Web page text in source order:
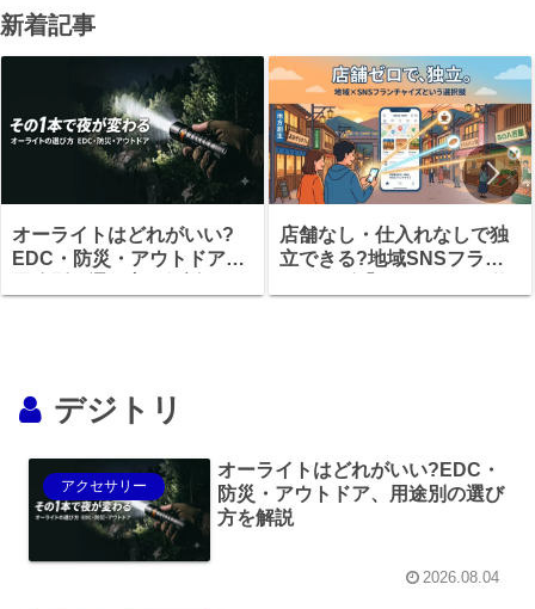
新着記事
オーライトはどれがいい?
EDC・防災・アウトドア、
店舗なし・仕入れなしで独
立できる?地域SNSフラン
デジトリ
アクセサリー
オーライトはどれがいい?EDC・
防災・アウトドア、用途別の選び
方を解説
2026.08.04